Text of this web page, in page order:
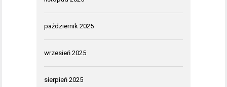
październik 2025
wrzesień 2025
sierpień 2025